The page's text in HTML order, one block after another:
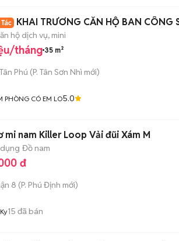
KHAI TRƯƠNG CĂN HỘ BAN CÔNG
hộ dịch vụ, mini
tháng 35 m²
Phú (P. Tân Sơn Nhì mới)
PHÒNG CÓ EM LO5.0
mi nam Killer Loop Vải đũi Xám M
Đồ nam
đ
8 (P. Phú Định mới)
15 đã bán